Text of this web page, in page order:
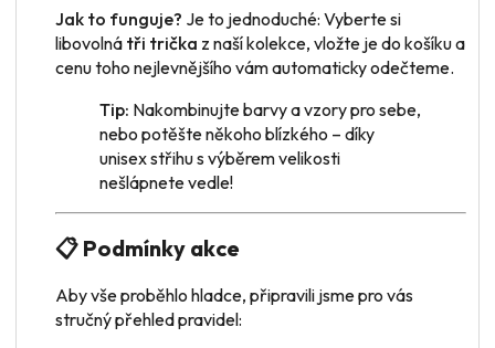
Jak to funguje? Je to jednoduché: Vyberte si
libovolná tři trička z naší kolekce, vložte je do košíku a
cenu toho nejlevnějšího vám automaticky odečteme.
Tip: Nakombinujte barvy a vzory pro sebe,
nebo potěšte někoho blízkého – díky
unisex střihu s výběrem velikosti
nešlápnete vedle!
📋 Podmínky akce
Aby vše proběhlo hladce, připravili jsme pro vás
stručný přehled pravidel: